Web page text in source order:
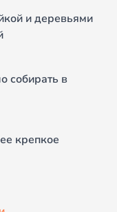
и деревьями
собирать в
крепкое